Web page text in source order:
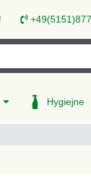
Hygiejne